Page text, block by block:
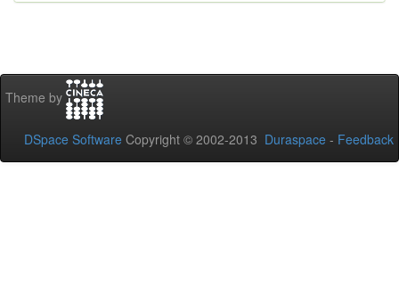
Theme by
DSpace Software Copyright © 2002-2013 Duraspace - Feedback